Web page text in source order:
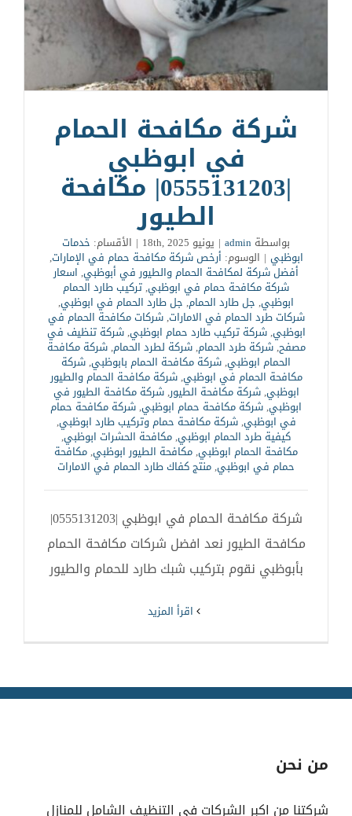
شركة مكافحة الحمام
في ابوظبي
|0555131203| مكافحة
الطيور
بواسطة admin
| يونيو 18th, 2025 | الأقسام: خدمات
ابوظبي | الوسوم: أرخص شركة مكافحة حمام في الإمارات,
أفضل شركة لمكافحة الحمام والطيور في أبوظبي, اسعار
شركة مكافحة حمام في ابوظبي,تركيب طارد الحمام
ابوظبي, جل طارد الحمام, جل طارد الحمام في ابوظبي,
شركات طرد الحمام في الامارات,شركات مكافحة الحمام في
ابوظبي,شركة تركيب طارد حمام ابوظبي,شركة تنظيف في
مصفح,شركة طرد الحمام,شركة لطرد الحمام,شركة مكافحة
الحمام ابوظبي,شركة مكافحة الحمام بابوظبي,شركة
مكافحة الحمام في ابوظبي,شركة مكافحة الحمام والطيور
ابوظبي,شركة مكافحة الطيور,شركة مكافحة الطيور في
ابوظبي,شركة مكافحة حمام ابوظبي,شركة مكافحة حمام
في ابوظبي,شركة مكافحة حمام وتركيب طارد ابوظبي,
كيفية طرد الحمام ابوظبي,مكافحة الحشرات ابوظبي,
مكافحة الحمام ابوظبي,مكافحة الطيور ابوظبي,مكافحة
حمام في ابوظبي,منتج كفاك طارد الحمام في الامارات
شركة مكافحة الحمام في ابوظبي |0555131203|
مكافحة الطيور نعد افضل شركات مكافحة الحمام
بأبوظبي نقوم بتركيب شبك طارد للحمام والطيور
من نحن
شركتنا من اكبر الشركات في التنظيف الشامل للمنازل